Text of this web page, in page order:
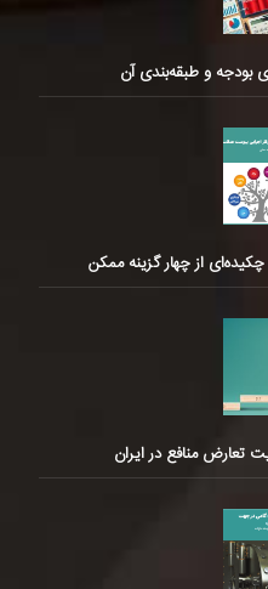
از چهار گزینه ممکن